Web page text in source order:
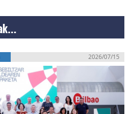
2026/07/15